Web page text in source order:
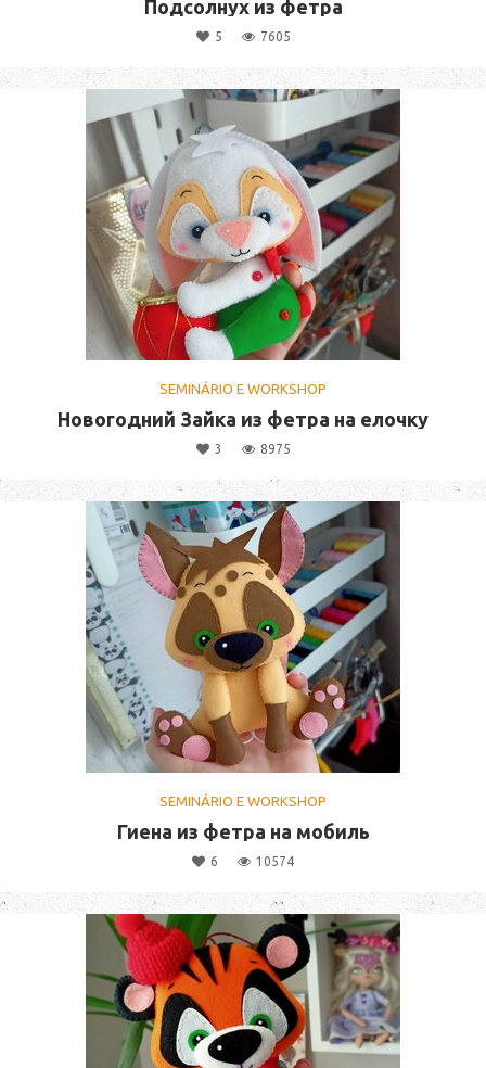
Подсолнух из фетра
5 7605
SEMINÁRIO E WORKSHOP
Новогодний Зайка из фетра на елочку
3 8975
SEMINÁRIO E WORKSHOP
Гиена из фетра на мобиль
6 10574